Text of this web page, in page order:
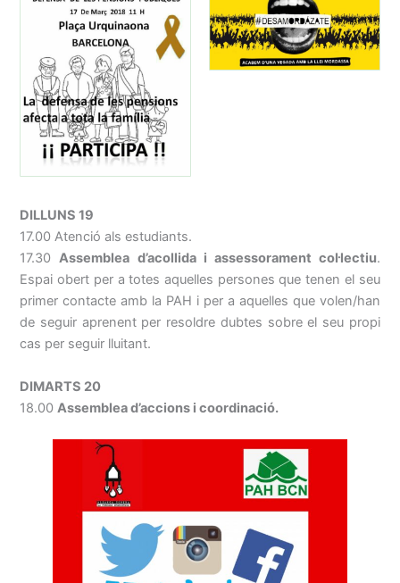
DILLUNS 19
17.00 Atenció als estudiants.
17.30Assemblea d’acollida i assessorament col·lectiu.
Espai obert per a totes aquelles persones que tenen el seu
primer contacte amb la PAH i per a aquelles que volen/han
de seguir aprenent per resoldre dubtes sobre el seu propi
cas per seguir lluitant.
DIMARTS 20
18.00Assemblea d’accions i coordinació.